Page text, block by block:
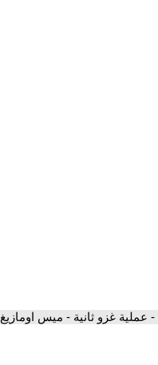
- عملية غزو ثانية - ميس اومازيغ